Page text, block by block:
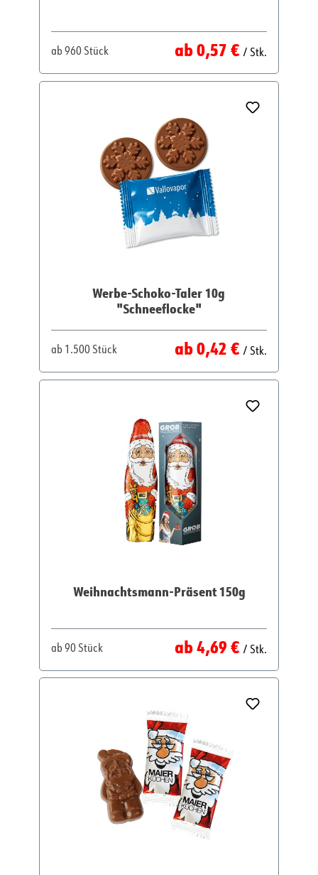
ab960 Stück Regulärer Preis:
ab0,57 € / Stk.
Werbe-Schoko-Taler 10g
"Schneeflocke"
ab 1.500 Stück Regulärer Preis:
ab0,42 € / Stk.
Weihnachtsmann-Präsent 150g
ab90 Stück Regulärer Preis:
ab4,69 € / Stk.